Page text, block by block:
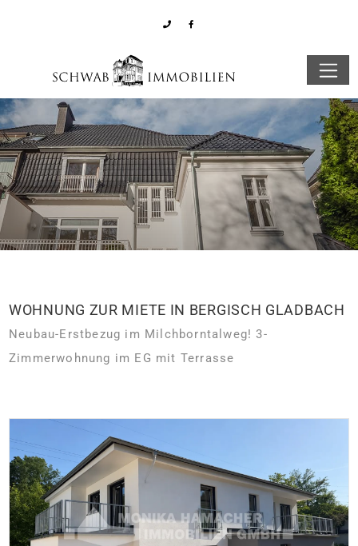
WOHNUNG ZUR MIETE IN BERGISCH GLADBACH
Neubau-Erstbezug im Milchborntalweg! 3-
Zimmerwohnung im EG mit Terrasse